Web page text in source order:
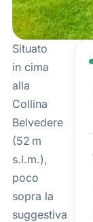
Situato
in cima
alla
Collina
Belvedere
(52 m
s.l.m.),
poco
sopra la
suggestiva